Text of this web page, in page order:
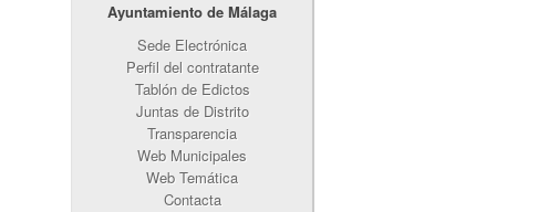
Ayuntamiento de Málaga
Sede Electrónica
Perfil del contratante
Tablón de Edictos
Juntas de Distrito
Transparencia
Web Municipales
Web Temática
Contacta